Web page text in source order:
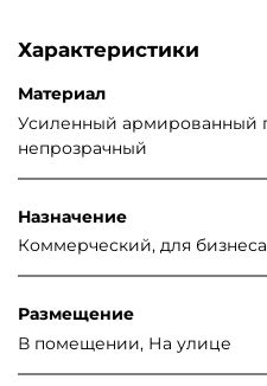
Характеристики
Материал
Усиленный армированный
непрозрачный
Назначение
Коммерческий, для бизнеса
Размещение
В помещении, На улице